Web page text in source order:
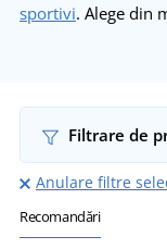
sportivi. Alege din
Filtrare de
Anulare filtre
Recomandări